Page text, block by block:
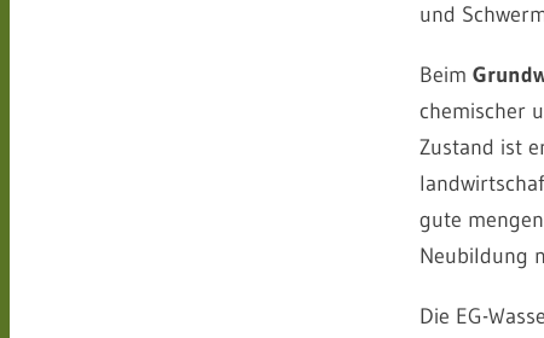
und
Beim
chemischer
Zustand ist
gute
Neubildung
Die EG-